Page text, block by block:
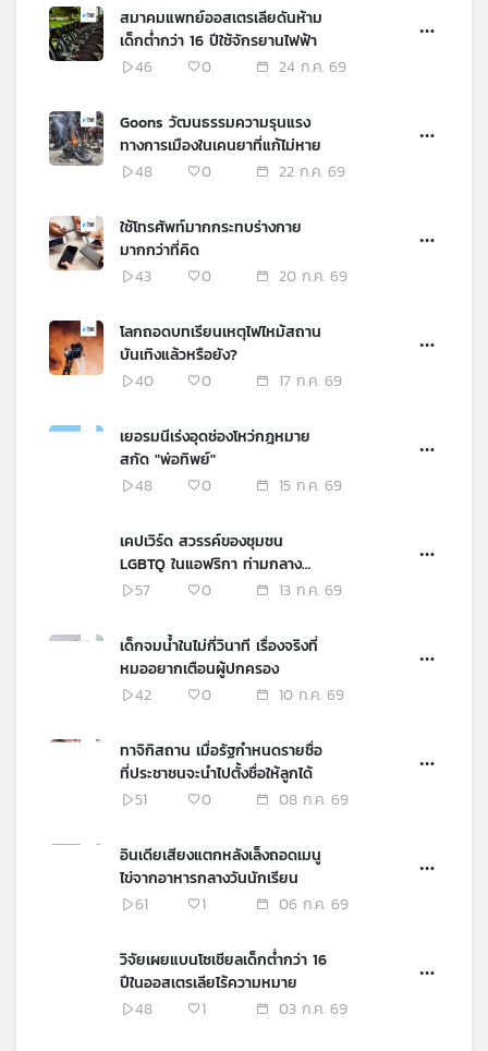
สมาคมแพทย์ออสเตรเลียดันห้าม
เด็กต่ำกว่า 16 ปีใช้จักรยานไฟฟ้า
46
0 24 ก.ค. 69
Goons วัฒนธรรมความรุนแรง
ทางการเมืองในเคนยาที่แก้ไม่หาย
48
0 22 ก.ค. 69
ใช้โทรศัพท์มากกระทบร่างกาย
มากกว่าที่คิด
43
0 20 ก.ค. 69
โลกถอดบทเรียนเหตุไฟไหม้สถาน
บันเทิงแล้วหรือยัง?
40
0 17 ก.ค. 69
เยอรมนีเร่งอุดช่องโหว่กฎหมาย
สกัด "พ่อทิพย์"
48
0 15 ก.ค. 69
เคปเวิร์ด สวรรค์ของชุมชน
LGBTQ ในแอฟริกา ท่ามกลาง
สถานการณ์สิทธิในภูมิภาคที่เลว
57 0 13 ก.ค. 69
เด็กจมน้ำในไม่กี่วินาที เรื่องจริงที่
หมออยากเตือนผู้ปกครอง
42
0 10 ก.ค. 69
ทาจิกิสถาน เมื่อรัฐกำหนดรายชื่อ
ที่ประชาชนจะนำไปตั้งชื่อให้ลูกได้
51
0 08 ก.ค. 69
อินเดียเสียงแตกหลังเล็งถอดเมนู
ไข่จากอาหารกลางวันนักเรียน
61
1 06 ก.ค. 69
วิจัยเผยแบนโซเชียลเด็กต่ำกว่า 16
ปีในออสเตรเลียไร้ความหมาย
48
1 03 ก.ค. 69